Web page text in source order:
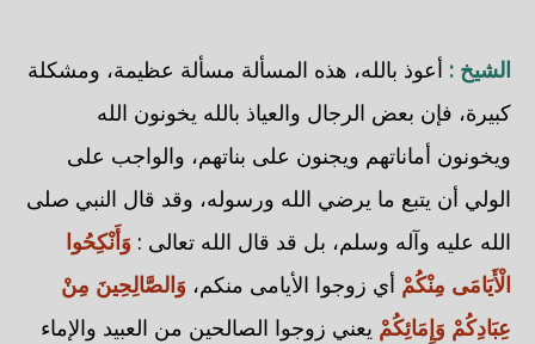
الشيخ : أعوذ بالله، هذه المسألة مسألة عظيمة، ومشكلة
كبيرة، فإن بعض الرجال والعياذ بالله يخونون الله
ويخونون أماناتهم ويجنون على بناتهم، والواجب على
الولي أن يتبع ما يرضي الله ورسوله، وقد قال النبي صلى
الله عليه وآله وسلم، بل قد قال الله تعالى : وَأَنْكِحُوا
الْأَيَامَى مِنْكُمْ أي زوجوا الأيامى منكم، وَالصَّالِحِينَ مِنْ
عِبَادِكُمْ وَإِمَائِكُمْ يعني زوجوا الصالحين من العبيد والإماء